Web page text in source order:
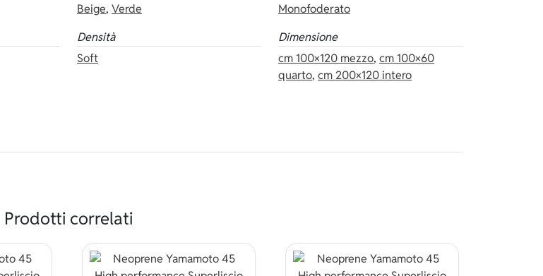
Beige, Verde
Monofoderato
Densità
Soft
Dimensione
cm 100×120 mezzo, cm 100×60
quarto, cm 200×120 intero
Prodotti correlati